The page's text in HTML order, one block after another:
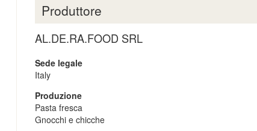
Produttore
AL.DE.RA.FOOD SRL
Sede legale
Italy
Produzione
Pasta fresca
Gnocchi e chicche